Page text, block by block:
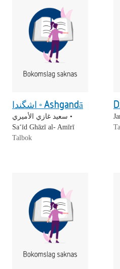
اشگندا ◦ Ashgandā
سعيد غازي الأميري •
Saʻīd Ghāzī al- Amīrī
Talbok